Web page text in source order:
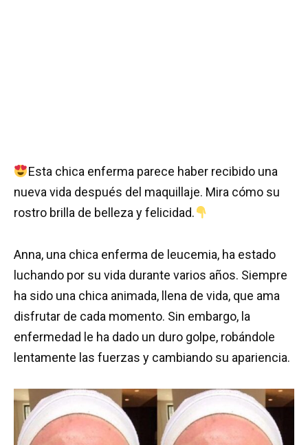
Esta chica enferma parece haber recibido una
nueva vida después del maquillaje. Mira cómo su
rostro brilla de belleza y felicidad.
Anna, una chica enferma de leucemia, ha estado
luchando por su vida durante varios años. Siempre
ha sido una chica animada, llena de vida, que ama
disfrutar de cada momento. Sin embargo, la
enfermedad le ha dado un duro golpe, robándole
lentamente las fuerzas y cambiando su apariencia.